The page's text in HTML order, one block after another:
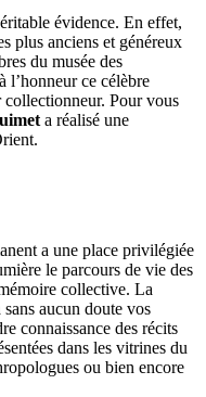
évidence. En effet,
plus anciens et généreux
du musée des
l’honneur ce célèbre
Pour vous
a réalisé une
a une place privilégiée
le parcours de vie des
collective. La
aucun doute vos
connaissance des récits
dans les vitrines du
ou bien encore